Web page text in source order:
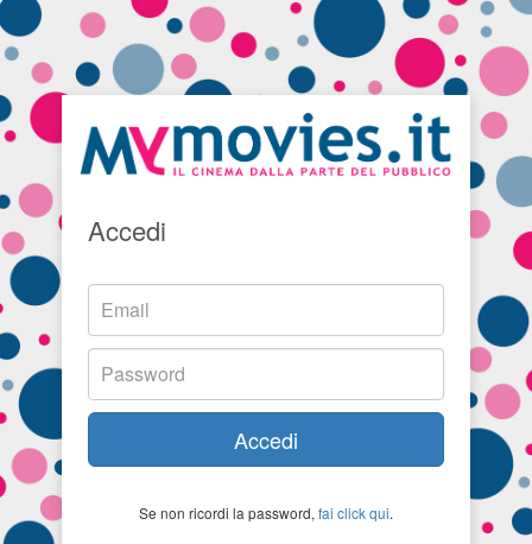
Accedi
Accedi
Se non ricordi la password, fai click qui.